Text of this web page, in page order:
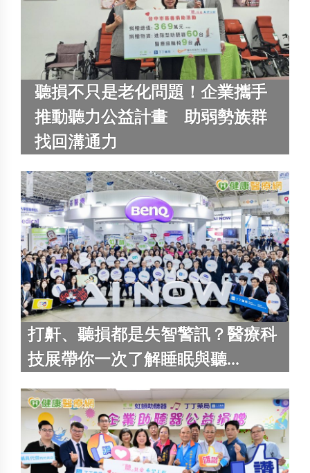
聽損不只是老化問題！企業攜手
推動聽力公益計畫 助弱勢族群
找回溝通力
打鼾、聽損都是失智警訊？醫療科
技展帶你一次了解睡眠與聽...